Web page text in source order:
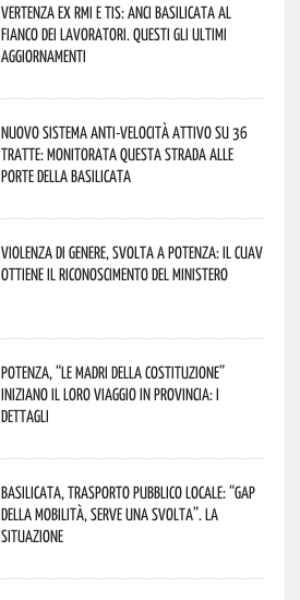
Vertenza ex RMI e TIS: ANCI Basilicata al
fianco dei lavoratori. Questi gli ultimi
aggiornamenti
Nuovo sistema anti-velocità attivo su 36
tratte: monitorata questa strada alle
porte della Basilicata
Violenza di genere, svolta a Potenza: il CUAV
ottiene il riconoscimento del Ministero
Potenza, “Le Madri della Costituzione”
iniziano il loro viaggio in provincia: i
dettagli
Basilicata, trasporto pubblico locale: “Gap
della mobilità, serve una svolta”. La
situazione